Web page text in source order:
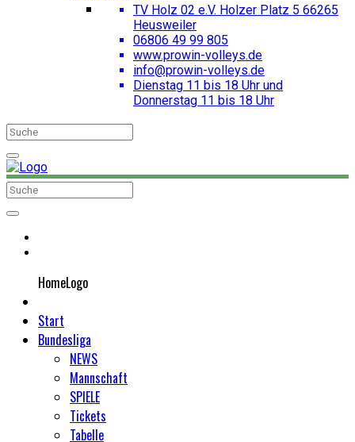
TV Holz 02 e.V. Holzer Platz 5 66265
Heusweiler
06806 49 99 805
www.prowin-volleys.de
info@prowin-volleys.de
Dienstag 11 bis 18 Uhr und
Donnerstag 11 bis 18 Uhr
HomeLogo
Start
Bundesliga
NEWS
Mannschaft
SPIELE
Tickets
Tabelle